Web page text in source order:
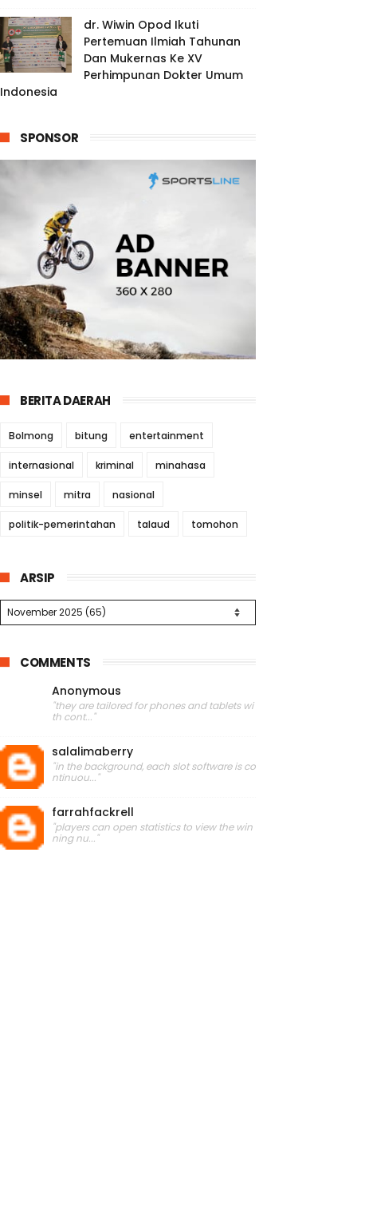
dr. Wiwin Opod Ikuti
Pertemuan Ilmiah Tahunan
Dan Mukernas Ke XV
Perhimpunan Dokter Umum
Indonesia
SPONSOR
BERITA DAERAH
Bolmong bitung entertainment
internasional kriminal minahasa
minsel mitra nasional
politik-pemerintahan talaud tomohon
ARSIP
COMMENTS
Anonymous
"they are tailored for phones and tablets wi
th cont..."
salalimaberry
"in the background, each slot software is co
ntinuou..."
farrahfackrell
"players can open statistics to view the win
ning nu..."